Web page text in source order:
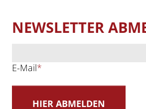
NEWSLETTER
E-Mail*